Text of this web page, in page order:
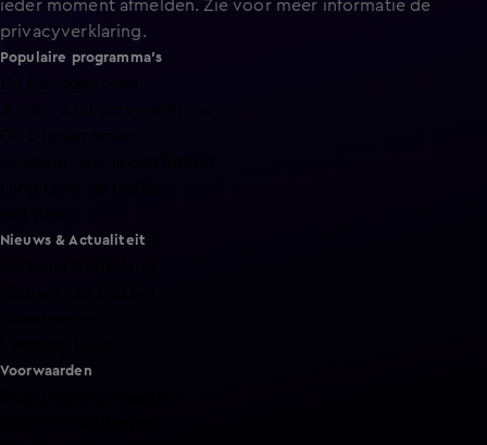
ieder moment afmelden. Zie voor meer informatie de
privacyverklaring.
Populaire programma's
Nieuws & Actualiteit
Voorwaarden